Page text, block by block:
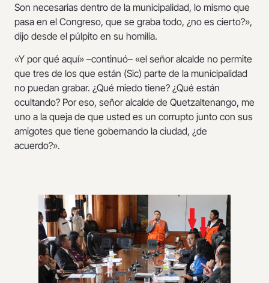
Son necesarias dentro de la municipalidad, lo mismo que
pasa en el Congreso, que se graba todo, ¿no es cierto?»,
dijo desde el púlpito en su homilía.
«Y por qué aquí» –continuó– «el señor alcalde no permite
que tres de los que están (Sic) parte de la municipalidad
no puedan grabar. ¿Qué miedo tiene? ¿Qué están
ocultando? Por eso, señor alcalde de Quetzaltenango, me
uno a la queja de que usted es un corrupto junto con sus
amigotes que tiene gobernando la ciudad, ¿de
acuerdo?».